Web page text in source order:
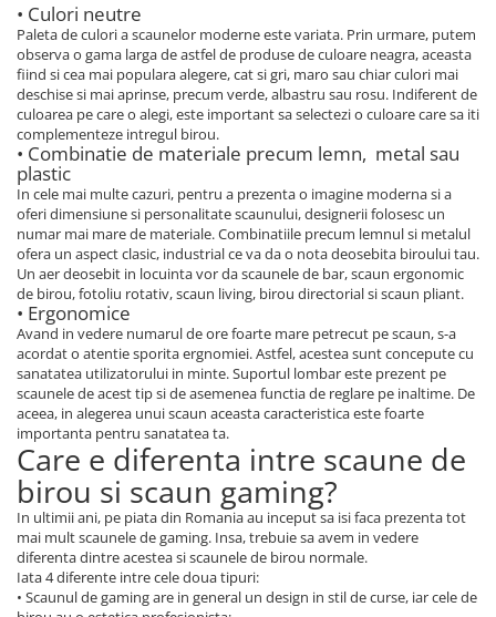
• Culori neutre
Paleta de culori a scaunelor moderne este variata. Prin urmare, putem
observa o gama larga de astfel de produse de culoare neagra, aceasta
fiind si cea mai populara alegere, cat si gri, maro sau chiar culori mai
deschise si mai aprinse, precum verde, albastru sau rosu. Indiferent de
culoarea pe care o alegi, este important sa selectezi o culoare care sa iti
complementeze intregul birou.
• Combinatie de materiale precum lemn, metal sau
plastic
In cele mai multe cazuri, pentru a prezenta o imagine moderna si a
oferi dimensiune si personalitate scaunului, designerii folosesc un
numar mai mare de materiale. Combinatiile precum lemnul si metalul
ofera un aspect clasic, industrial ce va da o nota deosebita biroului tau.
Un aer deosebit in locuinta vor da scaunele de bar, scaun ergonomic
de birou, fotoliu rotativ, scaun living, birou directorial si scaun pliant.
• Ergonomice
Avand in vedere numarul de ore foarte mare petrecut pe scaun, s-a
acordat o atentie sporita ergnomiei. Astfel, acestea sunt concepute cu
sanatatea utilizatorului in minte. Suportul lombar este prezent pe
scaunele de acest tip si de asemenea functia de reglare pe inaltime. De
aceea, in alegerea unui scaun aceasta caracteristica este foarte
importanta pentru sanatatea ta.
Care e diferenta intre scaune de
birou si scaun gaming?
In ultimii ani, pe piata din Romania au inceput sa isi faca prezenta tot
mai mult scaunele de gaming. Insa, trebuie sa avem in vedere
diferenta dintre acestea si scaunele de birou normale.
Iata 4 diferente intre cele doua tipuri:
• Scaunul de gaming are in general un design in stil de curse, iar cele de